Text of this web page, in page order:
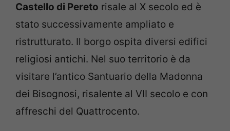
Castello di Pereto risale al X secolo ed è
stato successivamente ampliato e
ristrutturato. Il borgo ospita diversi edifici
religiosi antichi. Nel suo territorio è da
visitare l’antico Santuario della Madonna
dei Bisognosi, risalente al VII secolo e con
affreschi del Quattrocento.